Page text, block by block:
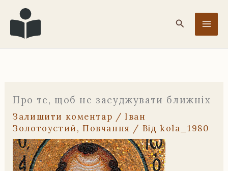
Перейти
до
вмісту
Пошук
Про те, щоб не засуджувати ближніх
Залишити коментар / Іван
Золотоустий, Повчання / Від kola_1980